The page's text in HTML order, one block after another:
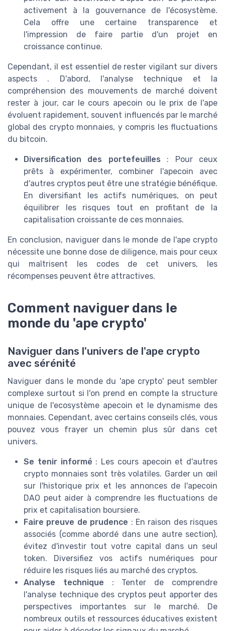
activement à la gouvernance de l'écosystème.
Cela offre une certaine transparence et
l'impression de faire partie d'un projet en
croissance continue.
Cependant, il est essentiel de rester vigilant sur divers
aspects . D'abord, l'analyse technique et la
compréhension des mouvements de marché doivent
rester à jour, car le cours apecoin ou le prix de l'ape
évoluent rapidement, souvent influencés par le marché
global des crypto monnaies, y compris les fluctuations
du bitcoin.
Diversification des portefeuilles : Pour ceux
prêts à expérimenter, combiner l'apecoin avec
d'autres cryptos peut être une stratégie bénéfique.
En diversifiant les actifs numériques, on peut
équilibrer les risques tout en profitant de la
capitalisation croissante de ces monnaies.
En conclusion, naviguer dans le monde de l'ape crypto
nécessite une bonne dose de diligence, mais pour ceux
qui maîtrisent les codes de cet univers, les
récompenses peuvent être attractives.
Comment naviguer dans le
monde du 'ape crypto'
Naviguer dans l'univers de l'ape crypto
avec sérénité
Naviguer dans le monde du 'ape crypto' peut sembler
complexe surtout si l'on prend en compte la structure
unique de l'ecosystème apecoin et le dynamisme des
monnaies. Cependant, avec certains conseils clés, vous
pouvez vous frayer un chemin plus sûr dans cet
univers.
Se tenir informé : Les cours apecoin et d'autres
crypto monnaies sont très volatiles. Garder un œil
sur l'historique prix et les annonces de l'apecoin
DAO peut aider à comprendre les fluctuations de
prix et capitalisation boursiere.
Faire preuve de prudence : En raison des risques
associés (comme abordé dans une autre section),
évitez d'investir tout votre capital dans un seul
token. Diversifiez vos actifs numériques pour
réduire les risques liés au marché des cryptos.
Analyse technique : Tenter de comprendre
l'analyse technique des cryptos peut apporter des
perspectives importantes sur le marché. De
nombreux outils et ressources éducatives existent